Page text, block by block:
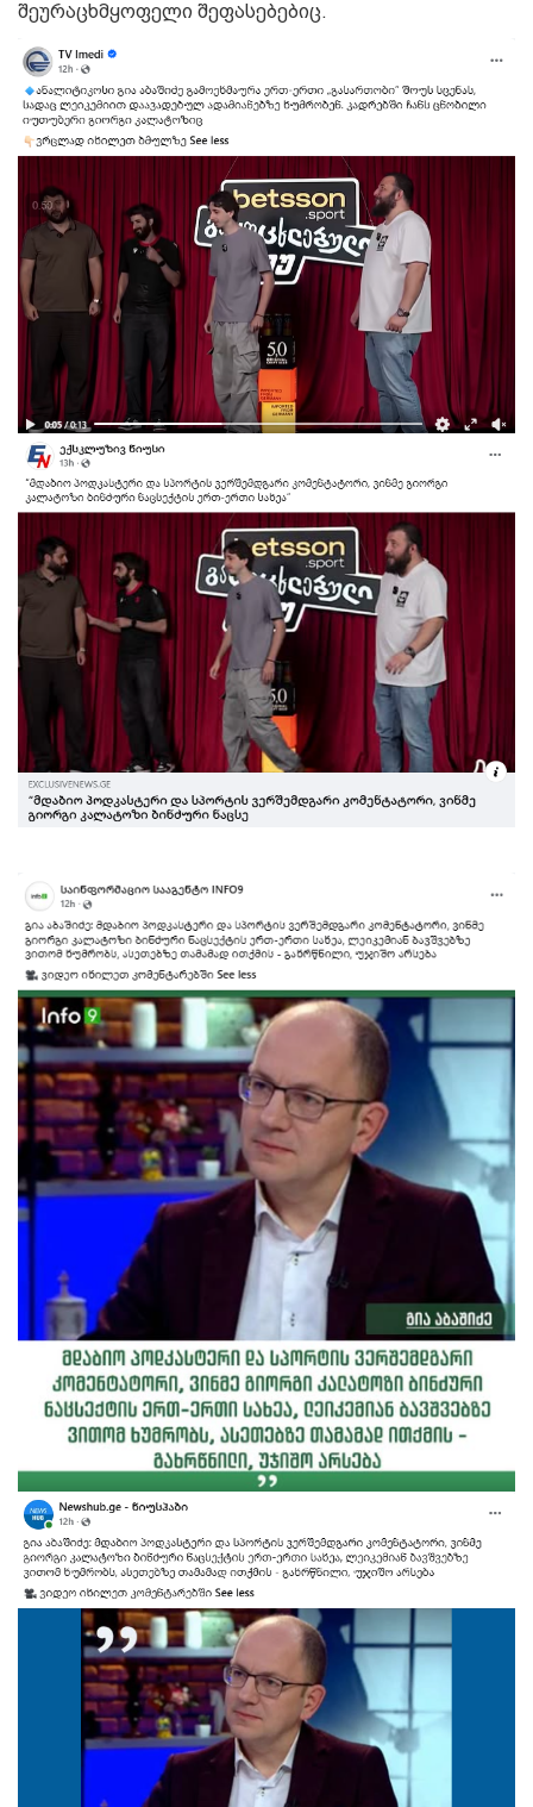
შეურაცხმყოფელი შეფასებებიც.